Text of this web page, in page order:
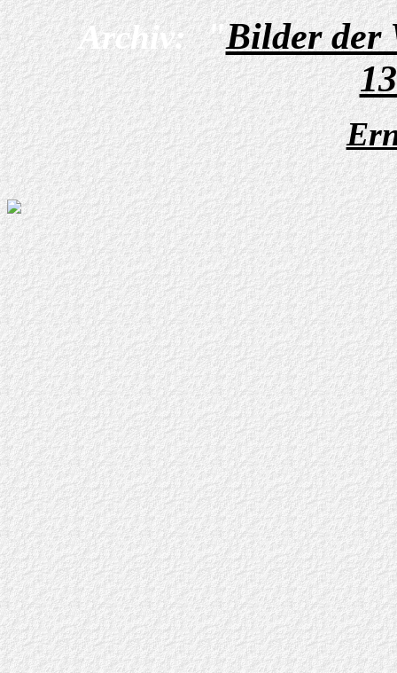
Archiv:"Bilder der